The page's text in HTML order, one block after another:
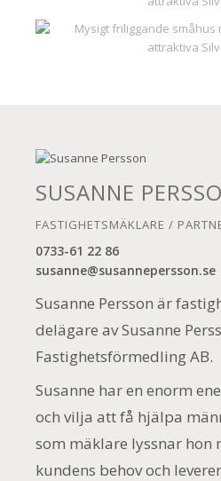
SUSANNE
FASTIGHETSMÄKLARE /
0733-61 22 86
susanne@susannepersson.se
Susanne Persson är
delägare av Susanne
Fastighetsförmedling AB.
Susanne har en enorm
och vilja att få hjälpa
som mäklare lyssnar hon
kundens behov och